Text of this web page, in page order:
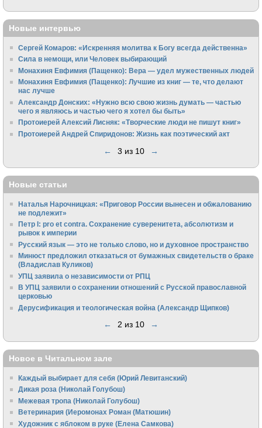
Новые интервью
Сергей Комаров: «Искренняя молитва к Богу всегда действенна»
Сила в немощи, или Человек выбирающий
Монахиня Евфимия (Пащенко): Вера — удел мужественных людей
Монахиня Евфимия (Пащенко): Лучшие из книг — те, что делают
нас лучше
Александр Донских: «Нужно всю свою жизнь думать — частью
чего я являюсь и частью чего я хотел бы быть»
Протоиерей Алексий Лисняк: «Творческие люди не пишут книг»
Протоиерей Андрей Спиридонов: Жизнь как поэтический акт
← 3 из 10 →
Новые статьи
Наталья Нарочницкая: «Приговор России вынесен и обжалованию
не подлежит»
Петр I: pro et contra. Сохранение суверенитета, абсолютизм и
рывок к империи
Русский язык — это не только слово, но и духовное пространство
Минюст предложил отказаться от бумажных свидетельств о браке
(Владислав Куликов)
УПЦ заявила о независимости от РПЦ
В УПЦ заявили о сохранении отношений с Русской православной
церковью
Дерусификация и теологическая война (Александр Щипков)
← 2 из 10 →
Новое в Читальном зале
Каждый выбирает для себя (Юрий Левитанский)
Дикая роза (Николай Голубош)
Межевая тропа (Николай Голубош)
Ветеринария (Иеромонах Роман (Матюшин)
Художник с яблоком в руке (Елена Самкова)